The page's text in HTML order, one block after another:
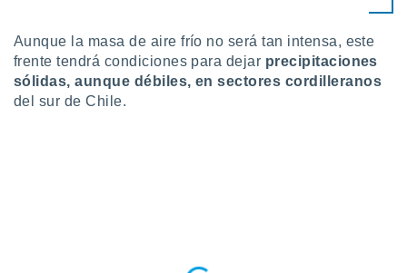
contenido
medir el
de la
el
del
Aunque la masa de aire frío no será tan intensa, este
frente tendrá condiciones para dejar precipitaciones
sólidas, aunque débiles, en sectores cordilleranos
del sur de Chile.